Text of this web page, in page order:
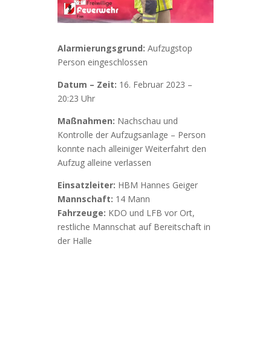
Alarmierungsgrund: Aufzugstop
Person eingeschlossen
Datum – Zeit: 16. Februar 2023 –
20:23 Uhr
Maßnahmen: Nachschau und
Kontrolle der Aufzugsanlage – Person
konnte nach alleiniger Weiterfahrt den
Aufzug alleine verlassen
Einsatzleiter: HBM Hannes Geiger
Mannschaft: 14 Mann
Fahrzeuge: KDO und LFB vor Ort,
restliche Mannschat auf Bereitschaft in
der Halle